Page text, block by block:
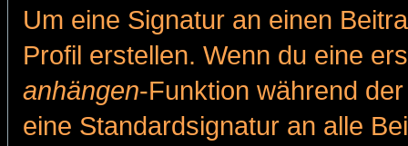
Um eine Signatur an einen
Profil erstellen. Wenn du eine
anhängen-Funktion während
eine Standardsignatur an alle